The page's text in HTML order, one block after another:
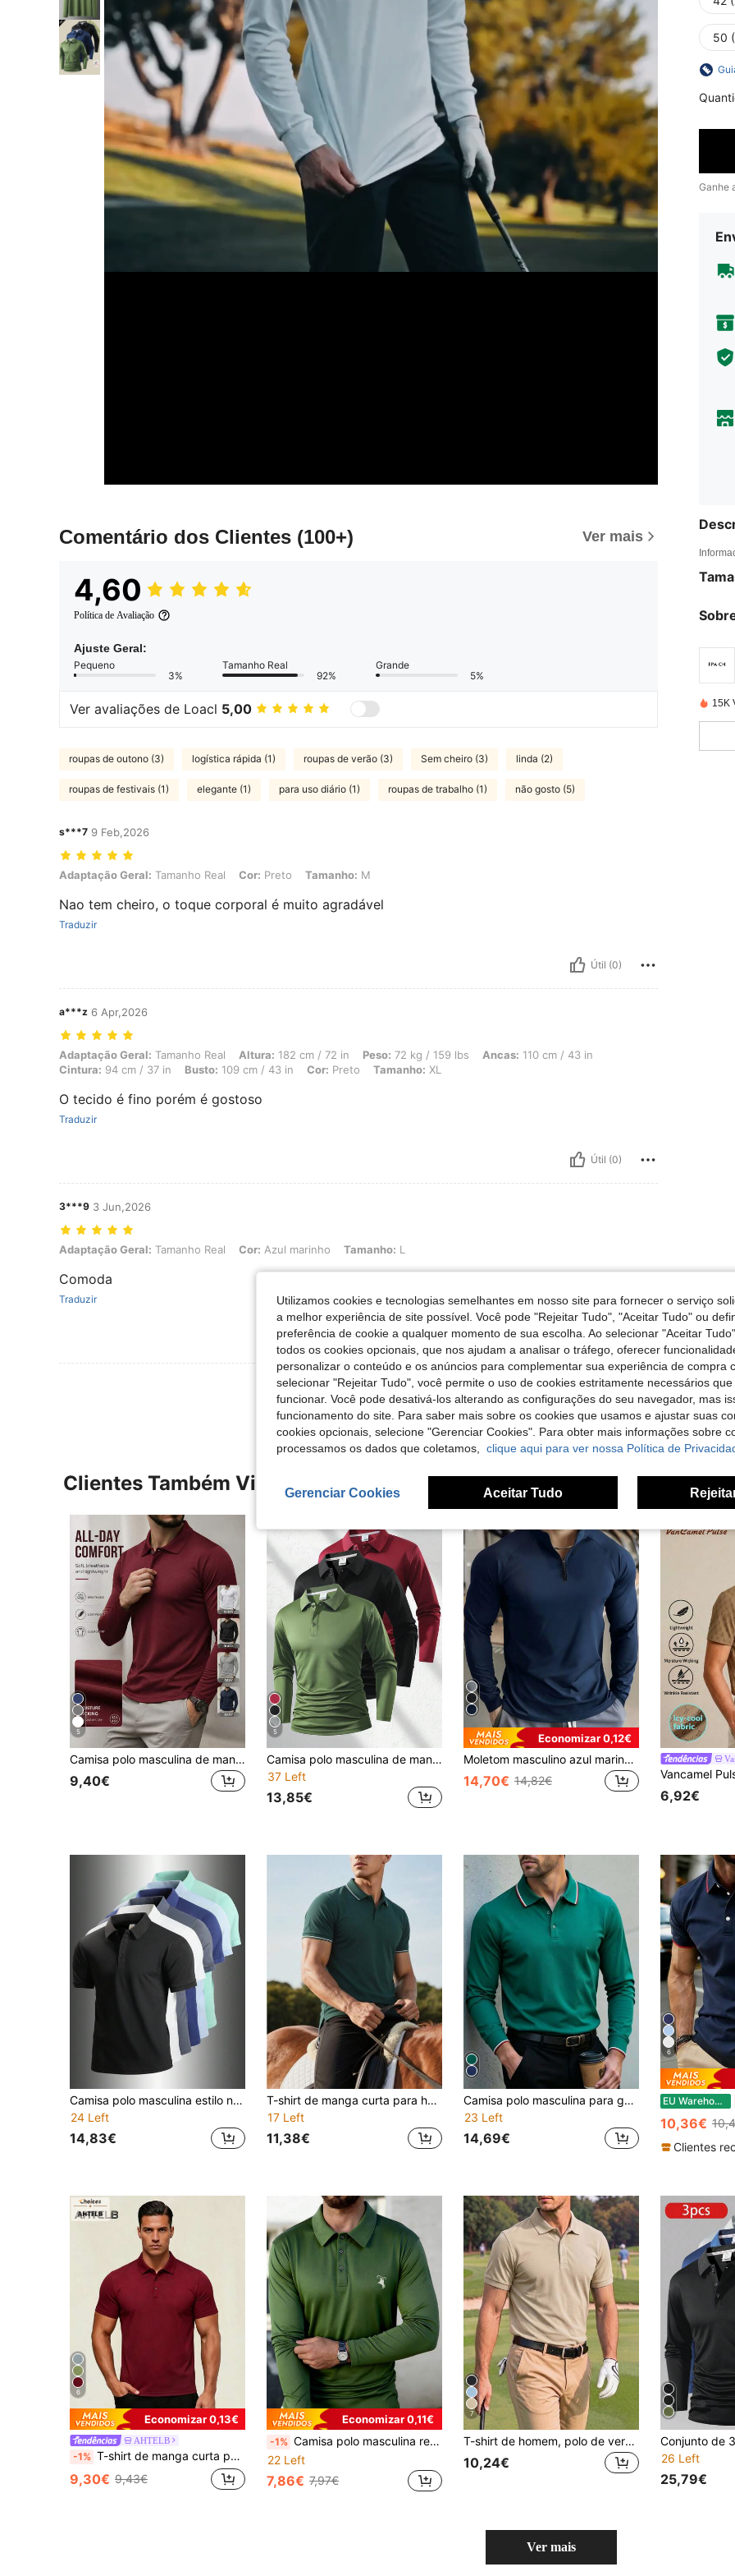
Comentário dos Clientes (100+) Ver mais
4,60
Política de Avaliação
Ajuste Geral:
Pequeno
3%
Tamanho Real
92%
Grande
5%
Ver avaliações de Loacl 5,00
roupas de outono (3) logística rápida (1) roupas de verão (3) Sem cheiro (3) linda (2)
roupas de festivais (1) elegante (1) para uso diário (1) roupas de trabalho (1) não gosto (5)
s***7 9 Feb,2026
Adaptação Geral: Tamanho Real, Cor: Preto, Tamanho: M
Adaptação Geral: Tamanho Real Cor: Preto Tamanho: M
Nao tem cheiro, o toque corporal é muito agradável
Traduzir
Útil (0)
a***z 6 Apr,2026
Adaptação Geral: Tamanho Real, Altura: 182 cm / 72 in, Peso: 72 kg / 159 lbs, Ancas: 110 cm / 43 in, Cintura: 94 cm / 37 in, Busto: 109 cm / 43 in, Cor:
Adaptação Geral: Tamanho Real Altura: 182 cm / 72 in Peso: 72 kg / 159 lbs Ancas: 110 cm / 43 in
Cintura: 94 cm / 37 in Busto: 109 cm / 43 in Cor: Preto Tamanho: XL
O tecido é fino porém é gostoso
Traduzir
Útil (0)
3***9 3 Jun,2026
Adaptação Geral: Tamanho Real, Cor: Azul marinho, Tamanho: L
Adaptação Geral: Tamanho Real Cor: Azul marinho Tamanho: L
Comoda
Traduzir
Útil (0)
Ver Mais Avaliações
50
Ganhe
15K
Clientes Também Visitaram
5
Camisa polo masculina de manga comprida, modelo casual de negócios, cor sólida, corte slim, gola polo, camiseta básica para outono/inverno e primavera/verão.
9,40€
5
Camisa polo masculina de manga comprida, corte slim, estilo casual de negócios, cor sólida com gola abotoada, ideal para uso diário e no escritório. Polo esportiva de Páscoa.
37 Left
13,85€
Economizar 0,12€
Moletom masculino azul marinho com gola alta, manga longa com meio zíper, secagem rápida, respirável e modelagem slim, ideal para ciclismo, corrida, treino na academia e esportes de primavera.
14,70€ 14,82€
6,92€
Camisa polo masculina estilo namorado, de manga curta, macia, respirável, resistente a rugas e bolinhas, ideal para esportes de verão, golfe e uso casual. Cor preta.
24 Left
14,83€
T-shirt de manga curta para homem com gola polo, corte slim, cor lisa, top versátil business casual para desporto de verão
17 Left
11,38€
Camisa polo masculina para golfe, modelo casual de negócios com estampa, manga curta e botões.
23 Left
14,69€
6
EU Warehouse
10,36€
6
Economizar 0,13€
AHTELB
-1% T-shirt de manga curta para homem AHTELB, polo de seda gelada de cor lisa com gola, estilo business, presente para marido, namorado ou amigo, top desportivo para homem
9,30€ 9,43€
Economizar 0,11€
-1% Camisa polo masculina respirável e confortável, ideal para negócios, esportes, encontros e como presente de primavera.
22 Left
7,86€ 7,97€
7
T-shirt de homem, polo de verão respirável e de secagem rápida, t-shirt fina de manga curta para negócios, top casual elástico de cor lisa para desporto
10,24€
26 Left
25,79€
Ver mais
Utilizamos cookies e tecnologias semelhantes em nosso site para fornecer o serviço
a melhor experiência de site possível. Você pode "Rejeitar Tudo", "Aceitar Tudo" ou
preferência de cookie a qualquer momento de sua escolha. Ao selecionar "Aceitar
todos os cookies opcionais, que nos ajudam a analisar o tráfego, oferecer
personalizar o conteúdo e os anúncios para complementar sua experiência de compra
selecionar "Rejeitar Tudo", você permite o uso de cookies estritamente necessários
funcionar. Você pode desativá-los alterando as configurações do seu navegador, mas
funcionamento do site. Para saber mais sobre os cookies que usamos e ajustar suas
cookies opcionais, selecione "Gerenciar Cookies". Para obter mais informações sobre
processamos os dados que coletamos, clique aqui para ver nossa Política de
Gerenciar Cookies Aceitar Tudo